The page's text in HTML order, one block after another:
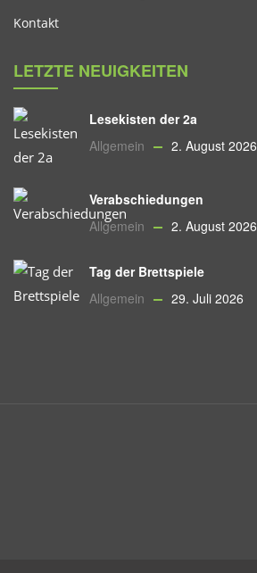
Kontakt
LETZTE NEUIGKEITEN
Lesekisten der 2a
Allgemein
2. August 2026
Verabschiedungen
Allgemein
2. August 2026
Tag der Brettspiele
Allgemein
29. Juli 2026